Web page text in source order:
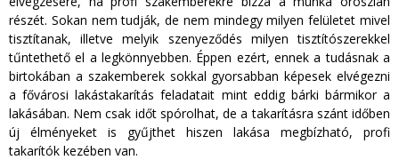
részét. Sokan nem tudják, de nem mindegy milyen felületet mivel
tisztítanak, illetve melyik szenyeződés milyen tisztítószerekkel
tűntethető el a legkönnyebben. Éppen ezért, ennek a tudásnak a
birtokában a szakemberek sokkal gyorsabban képesek elvégezni
a fővárosi lakástakarítás feladatait mint eddig bárki bármikor a
lakásában. Nem csak időt spórolhat, de a takarításra szánt időben
új élményeket is gyűjthet hiszen lakása megbízható, profi
takarítók kezében van.